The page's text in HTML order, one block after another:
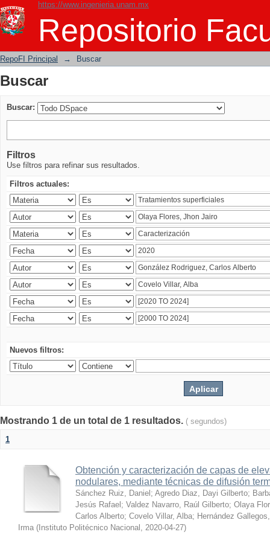
https://www.ingenieria.unam.mx
Repositorio
Buscar
RepoFI Principal → Buscar
Buscar
Buscar:
Filtros
Use filtros para refinar sus resultados.
Filtros actuales:
Nuevos filtros:
Mostrando 1 de un total de 1 resultados. ( segundos)
1
Obtención y caracterización de capas de
nodulares, mediante técnicas de difusión
Sánchez Ruiz, Daniel ; Agredo Diaz, Dayi Gilberto;
Jesús Rafael ; Valdez Navarro, Raúl Gilberto; Olaya
Carlos Alberto; Covelo Villar, Alba; Hernández
Irma ( Instituto Politécnico Nacional , 2020-04-27)